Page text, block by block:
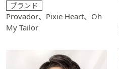
ブランド
Provador、Pixie Heart、Oh
My Tailor